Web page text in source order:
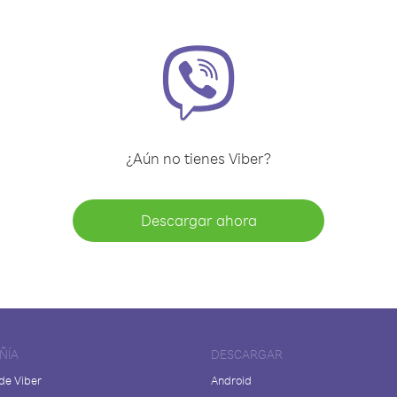
¿Aún no tienes Viber?
Descargar ahora
Viber
DESCARGAR
Android